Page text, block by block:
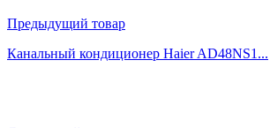
Предыдущий товар
Канальный кондиционер Haier AD48NS1...